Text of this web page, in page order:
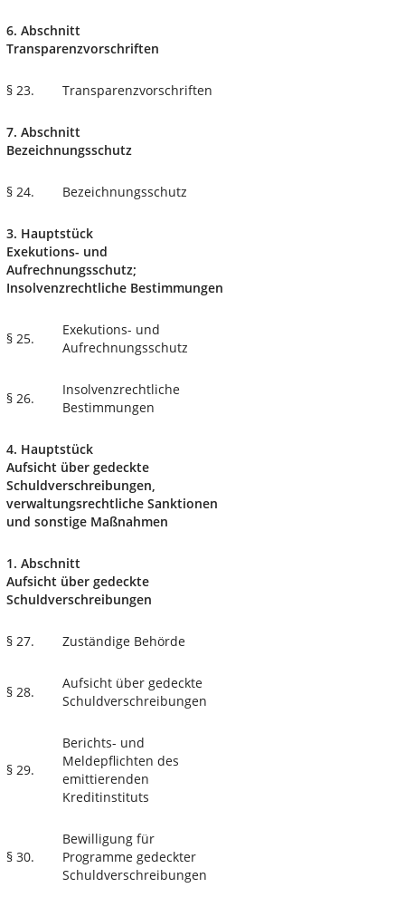
6. Abschnitt
Transparenzvorschriften
§ 23. Transparenzvorschriften
7. Abschnitt
Bezeichnungsschutz
§ 24. Bezeichnungsschutz
3. Hauptstück
Exekutions- und
Aufrechnungsschutz;
Insolvenzrechtliche Bestimmungen
§ 25.
Exekutions- und
Aufrechnungsschutz
§ 26.
Insolvenzrechtliche
Bestimmungen
4. Hauptstück
Aufsicht über gedeckte
Schuldverschreibungen,
verwaltungsrechtliche Sanktionen
und sonstige Maßnahmen
1. Abschnitt
Aufsicht über gedeckte
Schuldverschreibungen
§ 27. Zuständige Behörde
§ 28.
Aufsicht über gedeckte
Schuldverschreibungen
§ 29.
Berichts- und
Meldepflichten des
emittierenden
Kreditinstituts
§ 30.
Bewilligung für
Programme gedeckter
Schuldverschreibungen